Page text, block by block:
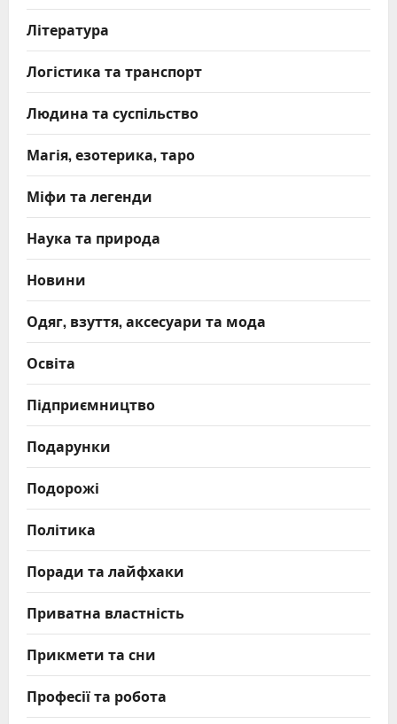
Література
Логістика та транспорт
Людина та суспільство
Магія, езотерика, таро
Міфи та легенди
Наука та природа
Новини
Одяг, взуття, аксесуари та мода
Освіта
Підприємництво
Подарунки
Подорожі
Політика
Поради та лайфхаки
Приватна властність
Прикмети та сни
Професії та робота